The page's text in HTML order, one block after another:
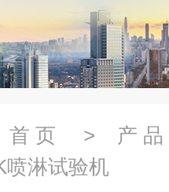
首页 > 产
喷淋试验机